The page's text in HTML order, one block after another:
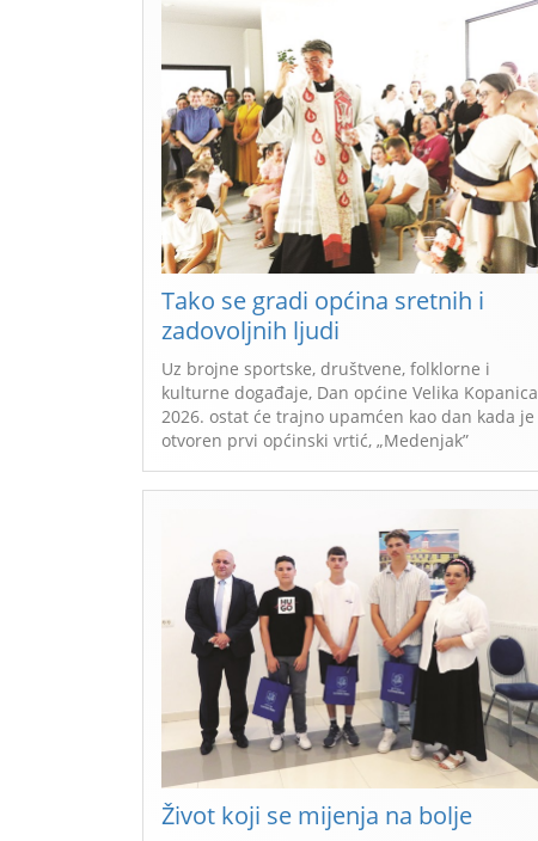
Tako se gradi općina sretnih i
zadovoljnih ljudi
Uz brojne sportske, društvene, folklorne i
kulturne događaje, Dan općine Velika Kopanica
2026. ostat će trajno upamćen kao dan kada je
otvoren prvi općinski vrtić, „Medenjak”
Život koji se mijenja na bolje